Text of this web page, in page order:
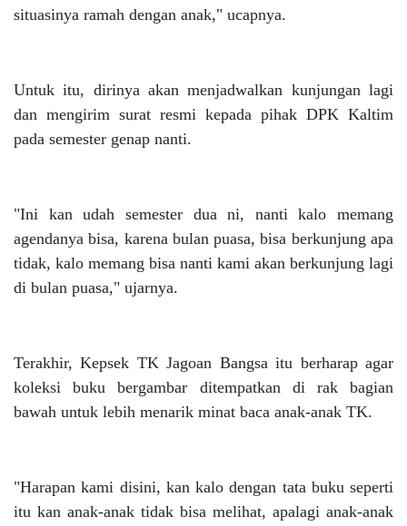
situasinya ramah dengan anak," ucapnya.
Untuk itu, dirinya akan menjadwalkan kunjungan lagi
dan mengirim surat resmi kepada pihak DPK Kaltim
pada semester genap nanti.
"Ini kan udah semester dua ni, nanti kalo memang
agendanya bisa, karena bulan puasa, bisa berkunjung apa
tidak, kalo memang bisa nanti kami akan berkunjung lagi
di bulan puasa," ujarnya.
Terakhir, Kepsek TK Jagoan Bangsa itu berharap agar
koleksi buku bergambar ditempatkan di rak bagian
bawah untuk lebih menarik minat baca anak-anak TK.
"Harapan kami disini, kan kalo dengan tata buku seperti
itu kan anak-anak tidak bisa melihat, apalagi anak-anak